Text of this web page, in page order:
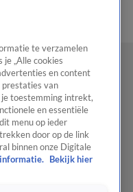
te verzamelen
„Alle cookies
en content
prestaties van
je toestemming intrekt,
en essentiële
menu op ieder
door op de link
binnen onze Digitale
Bekijk hier